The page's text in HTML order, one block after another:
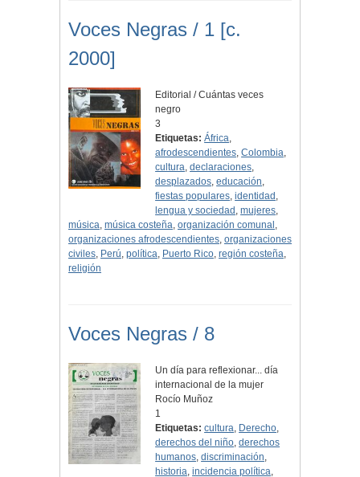
Voces Negras / 1 [c.
2000]
Editorial / Cuántas veces
negro
3
Etiquetas: África,
afrodescendientes,Colombia,
cultura,declaraciones,
desplazados,educación,
fiestas populares,identidad ,
lengua y sociedad ,mujeres,
música, música costeña, organización comunal ,
organizaciones afrodescendientes, organizaciones
civiles, Perú, política, Puerto Rico, región costeña,
religión
Voces Negras / 8
Un día para reflexionar... día
internacional de la mujer
Rocío Muñoz
1
Etiquetas: cultura, Derecho,
derechos del niño,derechos
humanos,discriminación,
historia,incidencia política,